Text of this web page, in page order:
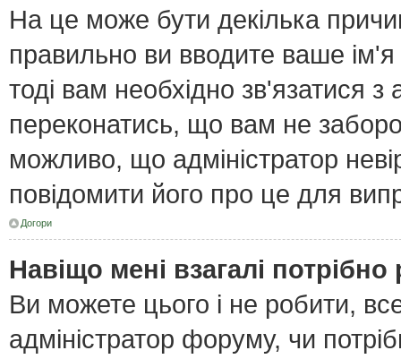
На це може бути декілька
правильно ви вводите ваше
тоді вам необхідно зв'язатися
переконатись, що вам не
можливо, що адміністратор
повідомити його про це для
Догори
Навіщо мені взагалі
Ви можете цього і не робити,
адміністратор форуму, чи